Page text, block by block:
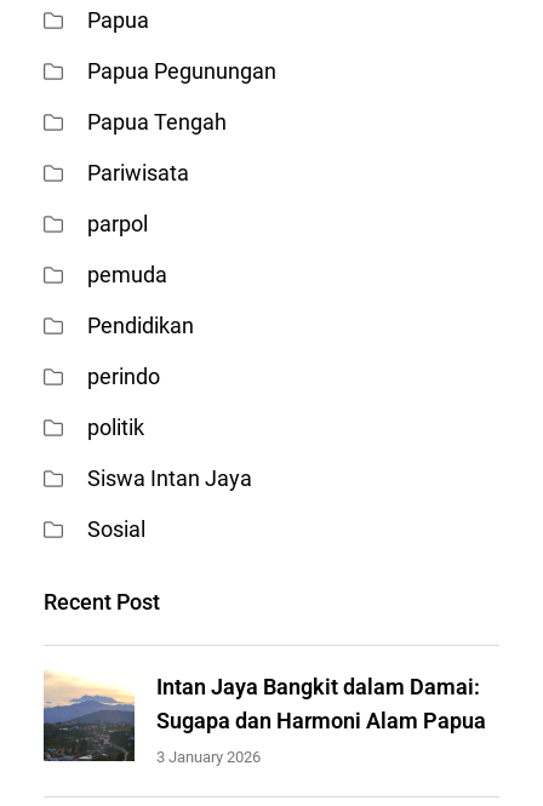
Papua
Papua Pegunungan
Papua Tengah
Pariwisata
parpol
pemuda
Pendidikan
perindo
politik
Siswa Intan Jaya
Sosial
Recent Post
Intan Jaya Bangkit dalam Damai:
Sugapa dan Harmoni Alam Papua
3 January 2026